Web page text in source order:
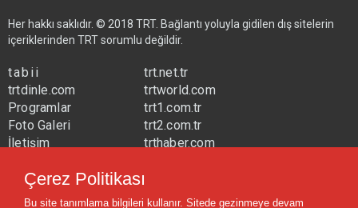
Her hakkı saklıdır. © 2018 TRT. Bağlantı yoluyla gidilen dış sitelerin
içeriklerinden TRT sorumlu değildir.
tabii
trtdinle.com
Programlar
Foto Galeri
İletişim
trt.net.tr
trtworld.com
trt1.com.tr
trt2.com.tr
trthaber.com
trtavaz.com.tr
Çerez Politikası
Bu site tanımlama bilgileri kullanır. Sitede gezinmeye devam